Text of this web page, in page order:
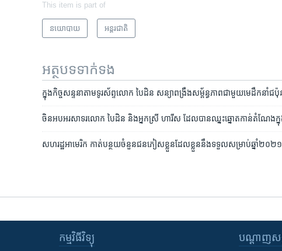
This item is part of
នយោបាយ អន្តរជាតិ
អត្ថបទ​ទាក់ទង
ក្នុង​កិច្ចសន្ទនា​​តាម​ទូរស័ព្ទ​លោក​ បៃដិន​ សន្យា​​ពង្រឹង​សម្ព័ន្ធភាព​​​ជាមួយ​មេដឹកនាំ​ជប៉ុ
ចិន​អបអរសាទរ​លោក ​បៃដិន និង​អ្នក​ស្រី ហារីស ដែល​បាន​ឈ្នះ​ឆ្នោត​កាន់​តំណែង​ក្
សហរដ្ឋ​អាមេរិក កាត់បន្ថយ​ចំនួន​ជនភៀសខ្លួន​ដែល​ខ្លួន​នឹង​ទទួល​សម្រាប់​ឆ្នាំ២០២១
បណ្តាញ​ស
កម្មវិធី​វិទ្យុ